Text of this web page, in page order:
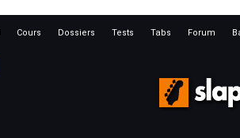
Cours Dossiers Tests Tabs Forum